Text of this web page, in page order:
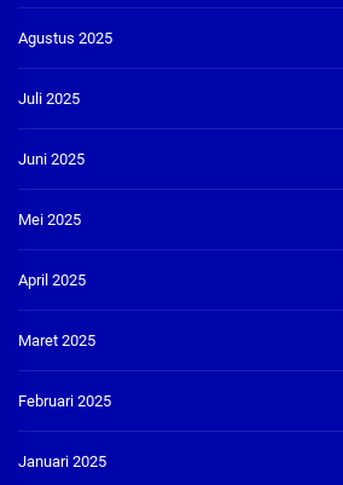
Agustus 2025
Juli 2025
Juni 2025
Mei 2025
April 2025
Maret 2025
Februari 2025
Januari 2025